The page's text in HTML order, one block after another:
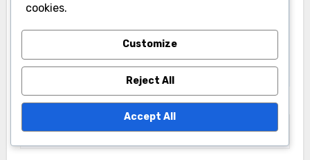
Leave a Reply
Your email address will not be published. Required
cookies.
Customize
Reject All
Accept All